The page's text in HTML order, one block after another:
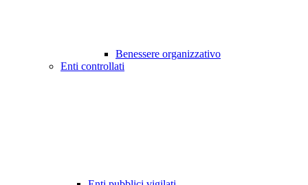
Benessere organizzativo
Enti controllati